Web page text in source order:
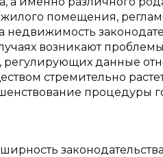
помещения,
возникают
данные
стремительно
процедуры